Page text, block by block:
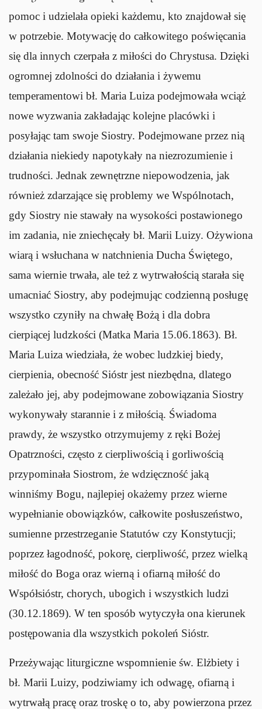
pomoc i udzielała opieki każdemu, kto znajdował się
w potrzebie. Motywację do całkowitego poświęcania
się dla innych czerpała z miłości do Chrystusa. Dzięki
ogromnej zdolności do działania i żywemu
temperamentowi bł. Maria Luiza podejmowała wciąż
nowe wyzwania zakładając kolejne placówki i
posyłając tam swoje Siostry. Podejmowane przez nią
działania niekiedy napotykały na niezrozumienie i
trudności. Jednak zewnętrzne niepowodzenia, jak
również zdarzające się problemy we Wspólnotach,
gdy Siostry nie stawały na wysokości postawionego
im zadania, nie zniechęcały bł. Marii Luizy. Ożywiona
wiarą i wsłuchana w natchnienia Ducha Świętego,
sama wiernie trwała, ale też z wytrwałością starała się
umacniać Siostry, aby podejmując codzienną posługę
wszystko czyniły na chwałę Bożą i dla dobra
cierpiącej ludzkości (Matka Maria 15.06.1863). Bł.
Maria Luiza wiedziała, że wobec ludzkiej biedy,
cierpienia, obecność Sióstr jest niezbędna, dlatego
zależało jej, aby podejmowane zobowiązania Siostry
wykonywały starannie i z miłością. Świadoma
prawdy, że wszystko otrzymujemy z ręki Bożej
Opatrzności, często z cierpliwością i gorliwością
przypominała Siostrom, że wdzięczność jaką
winniśmy Bogu, najlepiej okażemy przez wierne
wypełnianie obowiązków, całkowite posłuszeństwo,
sumienne przestrzeganie Statutów czy Konstytucji;
poprzez łagodność, pokorę, cierpliwość, przez wielką
miłość do Boga oraz wierną i ofiarną miłość do
Współsióstr, chorych, ubogich i wszystkich ludzi
(30.12.1869). W ten sposób wytyczyła ona kierunek
postępowania dla wszystkich pokoleń Sióstr.
Przeżywając liturgiczne wspomnienie św. Elżbiety i
bł. Marii Luizy, podziwiamy ich odwagę, ofiarną i
wytrwałą pracę oraz troskę o to, aby powierzona przez